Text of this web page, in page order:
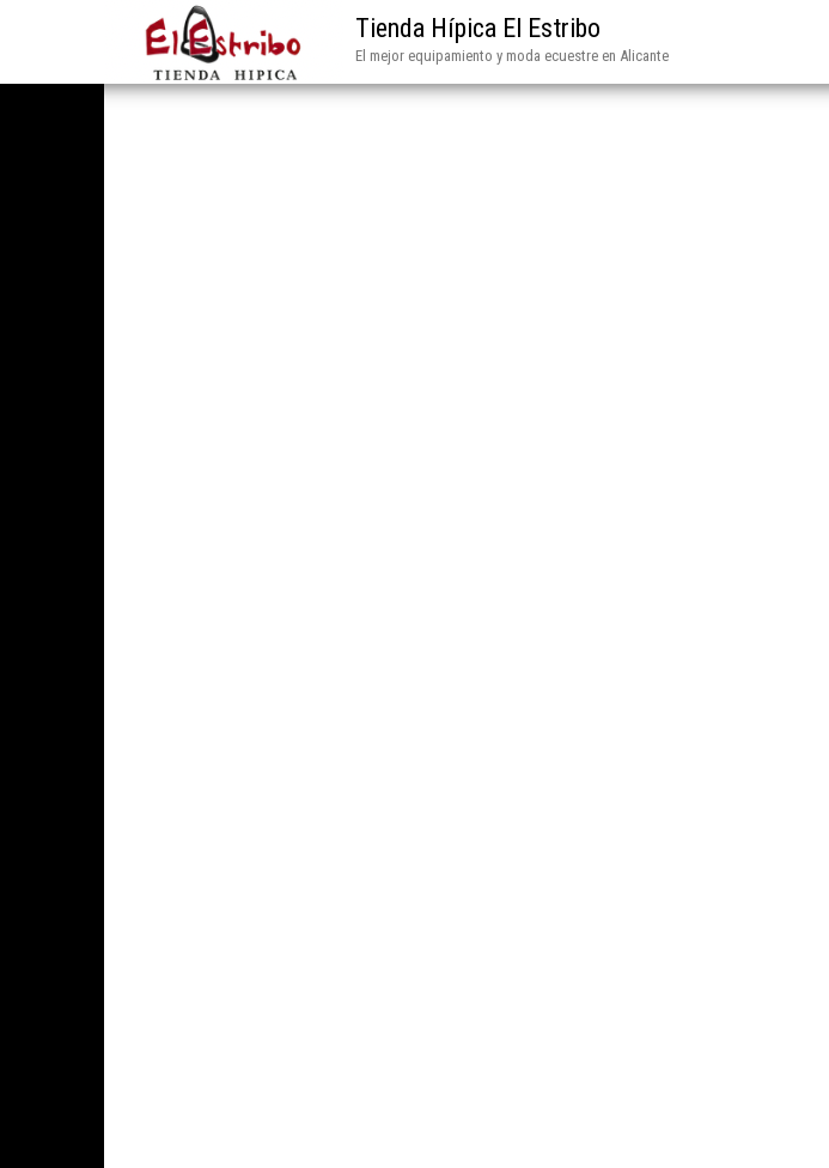
Tienda Hípica El Estribo
El mejor equipamiento y moda ecuestre en Alicante